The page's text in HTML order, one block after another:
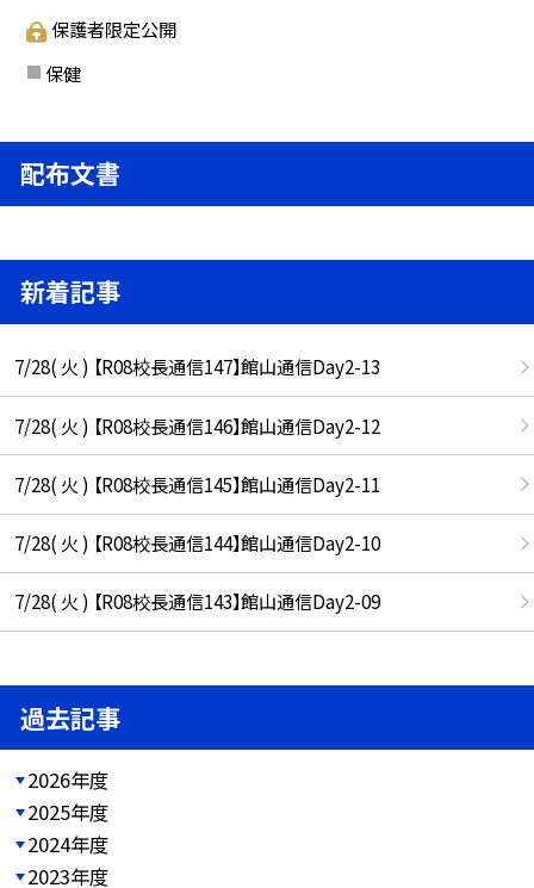
保護者限定公開
保健
配布文書
新着記事
7/28( 火 ) 【R08校長通信147】館山通信Day2-13
7/28( 火 ) 【R08校長通信146】館山通信Day2-12
7/28( 火 ) 【R08校長通信145】館山通信Day2-11
7/28( 火 ) 【R08校長通信144】館山通信Day2-10
7/28( 火 ) 【R08校長通信143】館山通信Day2-09
過去記事
2026年度
2025年度
2024年度
2023年度